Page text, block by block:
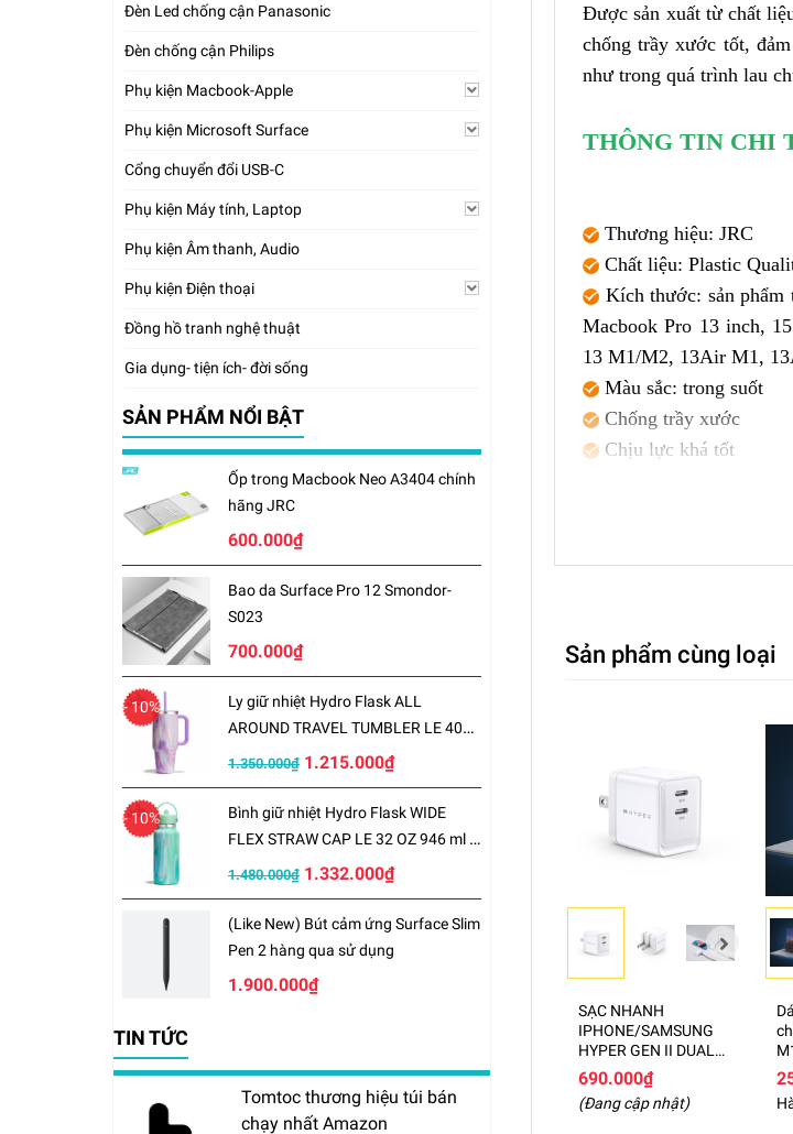
Được sản xuất từ chất
chống trầy xước tốt,
như trong quá trình lau
THÔNG TIN CHI
Thương hiệu: JRC
Chất liệu: Plastic
Kích thước: sản
Macbook Pro 13 inch,
13 M1/M2, 13Air M1,
Màu sắc: trong suốt
Chống trầy xước
Chịu lực khá tốt
Bộ sản phẩm bao
Sản phẩm cùng loại
SẠC NHANH
IPHONE/SAMSUNG
HYPER GEN II DUAL
USB-C PPS 33W / PD
35W HJG35NA
690.000₫
(Đang cập nhật)
Đèn Led chống cận Panasonic
Đèn chống cận Philips
Phụ kiện Macbook-Apple
Phụ kiện Microsoft Surface
Cổng chuyển đổi USB-C
Phụ kiện Máy tính, Laptop
Phụ kiện Âm thanh, Audio
Phụ kiện Điện thoại
Đồng hồ tranh nghệ thuật
Gia dụng- tiện ích- đời sống
SẢN PHẨM NỔI BẬT
Ốp trong Macbook Neo A3404 chính
hãng JRC
600.000₫
Bao da Surface Pro 12 Smondor-
S023
700.000₫
Ly giữ nhiệt Hydro Flask ALL
AROUND TRAVEL TUMBLER LE 40
OZ 1183 ml – LE-S25TT40
1.350.000₫ 1.215.000₫
- 10%
Bình giữ nhiệt Hydro Flask WIDE
FLEX STRAW CAP LE 32 OZ 946 ml –
LE-S25W32
1.480.000₫ 1.332.000₫
- 10%
(Like New) Bút cảm ứng Surface Slim
Pen 2 hàng qua sử dụng
1.900.000₫
TIN TỨC
Tomtoc thương hiệu túi bán
chạy nhất Amazon